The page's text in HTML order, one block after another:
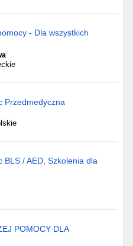
- Dla wszystkich
Przedmedyczna
BLS / AED, Szkolenia dla
POMOCY DLA